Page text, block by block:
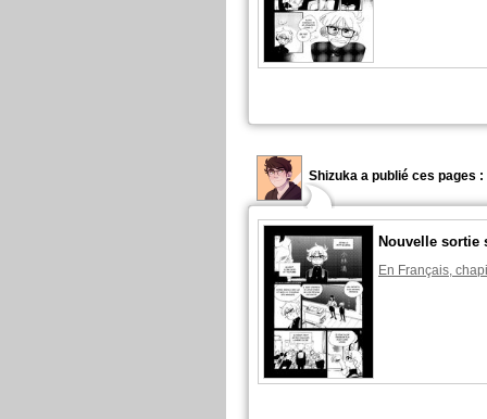
Shizuka a publié ces pages :
Nouvelle sortie
En Français,